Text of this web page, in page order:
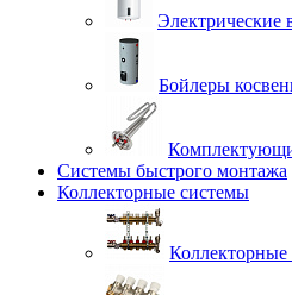
Электрические
Бойлеры
Системы быстрого монтажа
Коллекторные системы